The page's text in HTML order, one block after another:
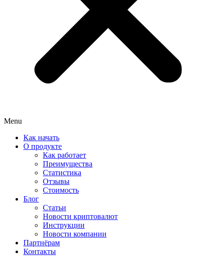
Menu
Как начать
О продукте
Как работает
Преимущества
Статистика
Отзывы
Стоимость
Блог
Статьи
Новости криптовалют
Инструкции
Новости компании
Партнёрам
Контакты